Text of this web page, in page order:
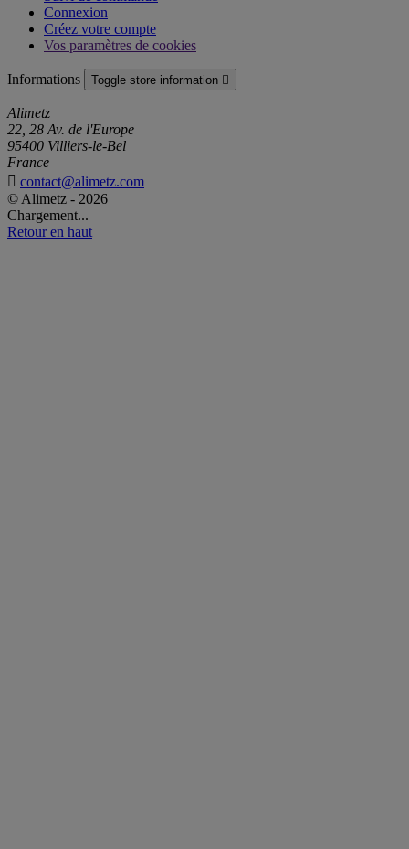
Connexion
Créez votre compte
Vos paramètres de cookies
Informations Toggle store information 
Alimetz
22, 28 Av. de l'Europe
95400 Villiers-le-Bel
France
 contact@alimetz.com
© Alimetz - 2026
Chargement...
Retour en haut